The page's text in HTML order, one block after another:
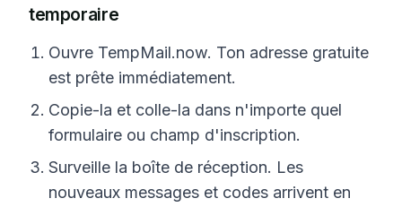
temporaire
Ouvre TempMail.now. Ton adresse gratuite
est prête immédiatement.
Copie-la et colle-la dans n'importe quel
formulaire ou champ d'inscription.
Surveille la boîte de réception. Les
nouveaux messages et codes arrivent en